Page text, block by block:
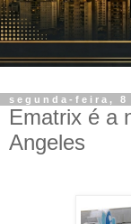
segunda-feira,
Ematrix é a
Angeles